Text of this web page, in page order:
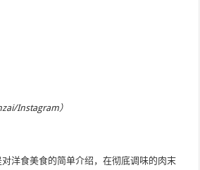
Instagram）
洋食美食的简单介绍，在彻底调味的肉末